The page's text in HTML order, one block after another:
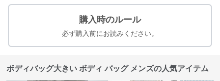
購入時のルール
必ず購入前にお読みください。
ボディバッグ大きい ボディ バッグ メンズの人気アイテム